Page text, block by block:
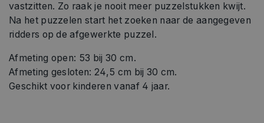
vastzitten. Zo raak je nooit meer puzzelstukken kwijt.
Na het puzzelen start het zoeken naar de aangegeven
ridders op de afgewerkte puzzel.
Afmeting open: 53 bij 30 cm.
Afmeting gesloten: 24,5 cm bij 30 cm.
Geschikt voor kinderen vanaf 4 jaar.